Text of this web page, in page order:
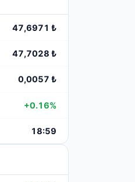
47,6971 ₺
47,7028 ₺
0,0057 ₺
+0.16%
18:59